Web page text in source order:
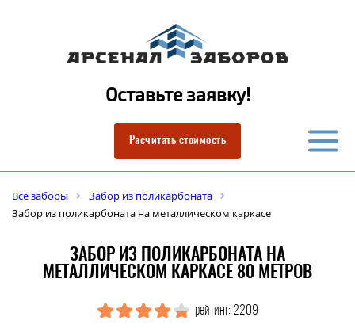
Оставьте заявку!
Расчитать стоимость
Все заборы
Забор из поликарбоната
Забор из поликарбоната на металлическом каркасе
ЗАБОР ИЗ ПОЛИКАРБОНАТА НА
МЕТАЛЛИЧЕСКОМ КАРКАСЕ 80 МЕТРОВ
рейтинг: 2209